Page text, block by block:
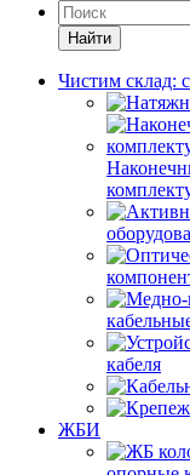
Найти
Чистим склад:
кабеля
ЖБИ